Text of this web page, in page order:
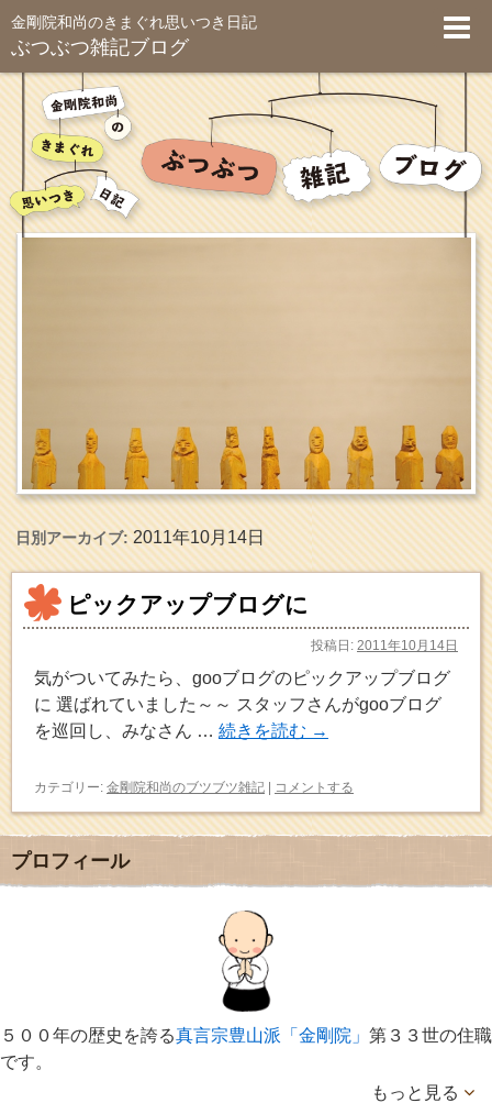
金剛院和尚のきまぐれ思いつき日記
ぶつぶつ雑記ブログ
日別アーカイブ:2011年10月14日
ピックアップブログに
投稿日: 2011年10月14日
気がついてみたら、gooブログのピックアップブログ
に 選ばれていました～～ スタッフさんがgooブログ
を巡回し、みなさん … 続きを読む →
カテゴリー: 金剛院和尚のブツブツ雑記 | コメントする
プロフィール
５００年の歴史を誇る真言宗豊山派「金剛院」 第３３世の住職
です。
もっと見る